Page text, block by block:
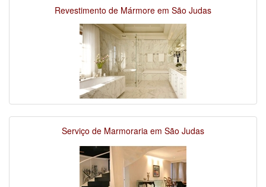
Revestimento de Mármore em São Judas
Serviço de Marmoraria em São Judas